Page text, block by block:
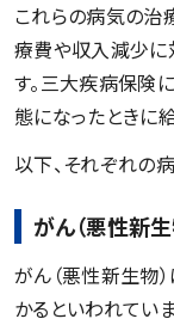
これらの病気の治
療費や収入減少に
す。三大疾病保険
態になったときに
以下、それぞれの
がん（悪性新生
がん（悪性新生物
かるといわれてい